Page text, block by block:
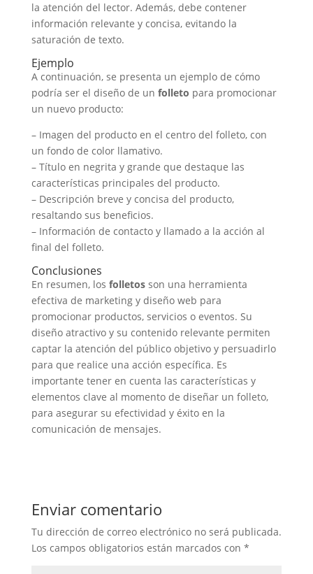
la atención del lector. Además, debe contener
información relevante y concisa, evitando la
saturación de texto.
Ejemplo
A continuación, se presenta un ejemplo de cómo
podría ser el diseño de un folleto para promocionar
un nuevo producto:
– Imagen del producto en el centro del folleto, con
un fondo de color llamativo.
– Título en negrita y grande que destaque las
características principales del producto.
– Descripción breve y concisa del producto,
resaltando sus beneficios.
– Información de contacto y llamado a la acción al
final del folleto.
Conclusiones
En resumen, los folletosson una herramienta
efectiva de marketing y diseño web para
promocionar productos, servicios o eventos. Su
diseño atractivo y su contenido relevante permiten
captar la atención del público objetivo y persuadirlo
para que realice una acción específica. Es
importante tener en cuenta las características y
elementos clave al momento de diseñar un folleto,
para asegurar su efectividad y éxito en la
comunicación de mensajes.
Enviar comentario
Tu dirección de correo electrónico no será publicada.
Los campos obligatorios están marcados con *